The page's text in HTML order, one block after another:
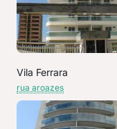
Vila Ferrara
rua aroazes